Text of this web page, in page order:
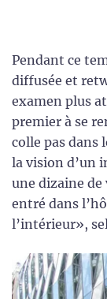
Pendant ce
diffusée et
examen plus
premier à se
colle pas dans
la vision d’un
une dizaine
entré dans
l’intérieur»,